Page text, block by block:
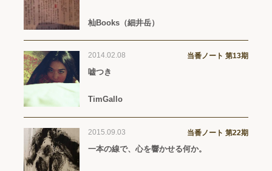
杣Books（細井岳）
2014.02.08 当番ノート 第13期
嘘つき
TimGallo
2015.09.03 当番ノート 第22期
一本の線で、心を響かせる何か。